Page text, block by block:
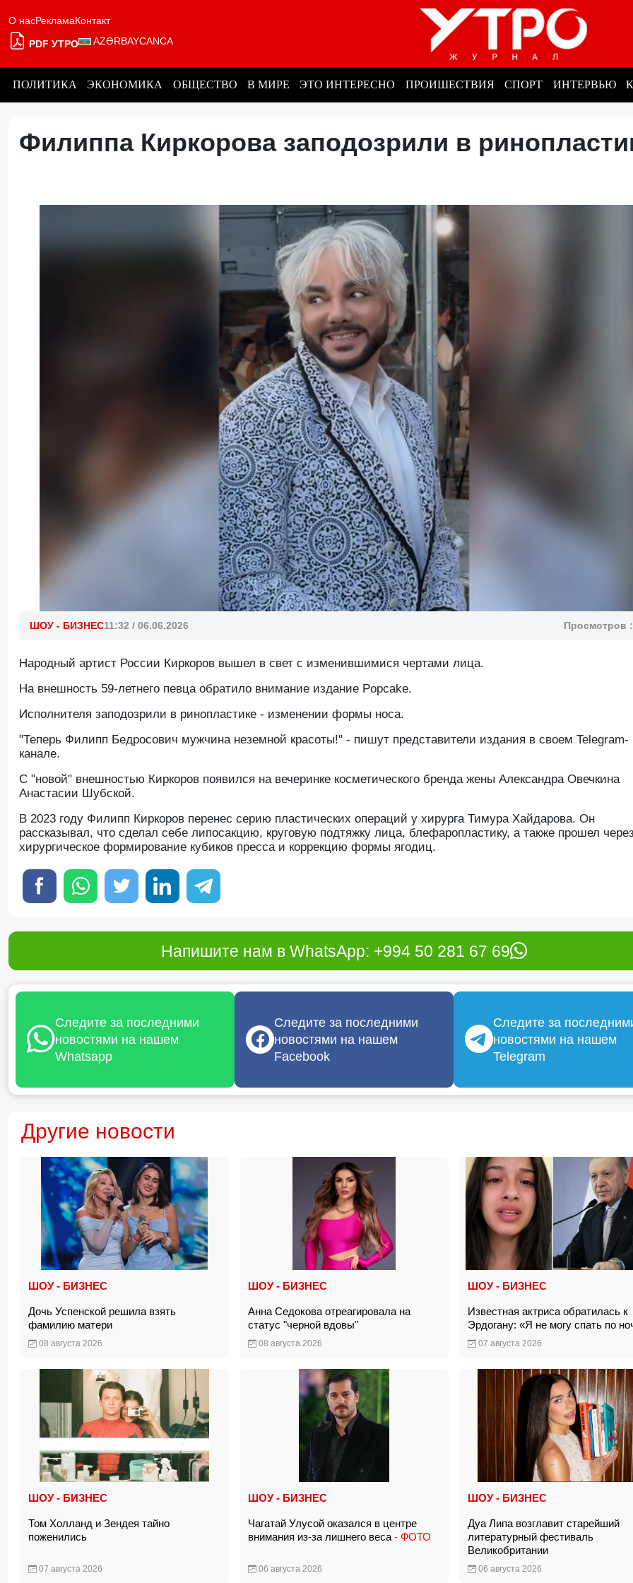
О насРекламаКонтакт
PDF УТРО AZƏRBAYCANCA
ПОЛИТИКА ЭКОНОМИКА ОБЩЕСТВО В МИРЕ ЭТО ИНТЕРЕСНО ПРОИШЕСТВИЯ СПОРТ ИНТЕРВЬЮ
Филиппа Киркорова заподозрили в
ШОУ - БИЗНЕС11:32 / 06.06.2026 Просмотров :
Народный артист России Киркоров вышел в свет с изменившимися чертами лица.
Hа внешность 59-летнего певца обратило внимание издание Popcake.
Исполнителя заподозрили в ринопластике - изменении формы носа.
"Теперь Филипп Бедросович мужчина неземной красоты!" - пишут представители издания в своем Telegram-
канале.
С "новой" внешностью Киркоров появился на вечеринке косметического бренда жены Александра Овечкина
Анастасии Шубской.
В 2023 году Филипп Киркоров перенес серию пластических операций у хирурга Тимура Хайдарова. Он
рассказывал, что сделал себе липосакцию, круговую подтяжку лица, блефаропластику, а также прошел через
хирургическое формирование кубиков пресса и коррекцию формы ягодиц.
Напишите нам в WhatsApp: +994 50 281 67 69
Следите за последними
новостями на нашем
Whatsapp
Следите за последними
новостями на нашем
Facebook
Следите за
новостями на нашем
Telegram
Другие новости
ШОУ - БИЗНЕС
Дочь Успенской решила взять
фамилию матери
08 августа 2026
ШОУ - БИЗНЕС
Анна Седокова отреагировала на
статус "черной вдовы"
08 августа 2026
ШОУ - БИЗНЕС
Известная актриса обратилась к
Эрдогану: «Я не могу спать по
07 августа 2026
ШОУ - БИЗНЕС
Том Холланд и Зендея тайно
поженились
07 августа 2026
ШОУ - БИЗНЕС
Чагатай Улусой оказался в центре
внимания из-за лишнего веса - ФОТО
06 августа 2026
ШОУ - БИЗНЕС
Дуа Липа возглавит старейший
литературный фестиваль
Великобритании
06 августа 2026